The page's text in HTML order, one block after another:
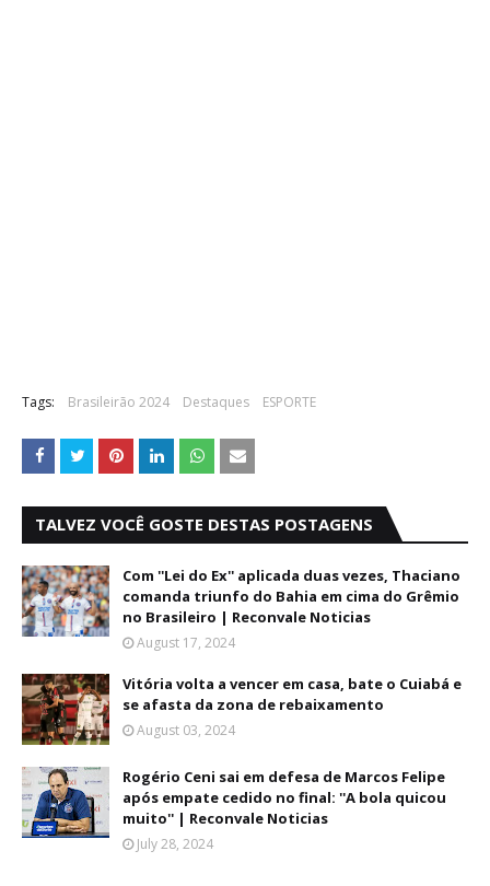
Tags: Brasileirão 2024 Destaques ESPORTE
TALVEZ VOCÊ GOSTE DESTAS POSTAGENS
Com ''Lei do Ex'' aplicada duas vezes, Thaciano
comanda triunfo do Bahia em cima do Grêmio
no Brasileiro | Reconvale Noticias
August 17, 2024
Vitória volta a vencer em casa, bate o Cuiabá e
se afasta da zona de rebaixamento
August 03, 2024
Rogério Ceni sai em defesa de Marcos Felipe
após empate cedido no final: ''A bola quicou
muito'' | Reconvale Noticias
July 28, 2024